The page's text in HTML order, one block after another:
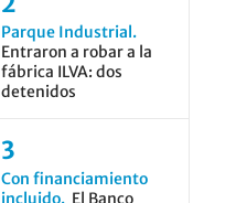
Parque Industrial
Entraron a robar a la
fábrica ILVA: dos
detenidos
Con financiamiento